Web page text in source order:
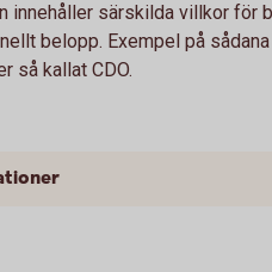
innehåller särskilda villkor för
belopp. Exempel på
så kallat CDO.